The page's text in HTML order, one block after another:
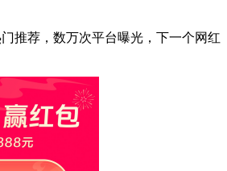
门推荐，数万次平台曝光，下一个网红